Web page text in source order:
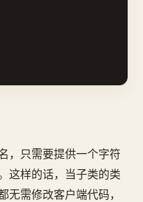
，只需要提供一个字符
这样的话，当子类的类
无需修改客户端代码，